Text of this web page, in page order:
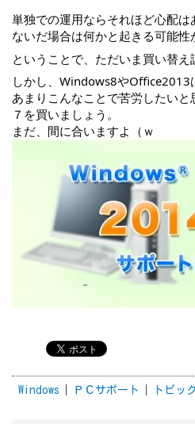
単独での運用ならそれほど心配
ないだ場合は何かと起きる可能性
ということで、ただいま買い替
しかし、Windows8やOffice2013
あまりこんなことで苦労したい
７を買いましょう。
まだ、間に合いますよ（ｗ
Windows ＰＣサポート トピッ